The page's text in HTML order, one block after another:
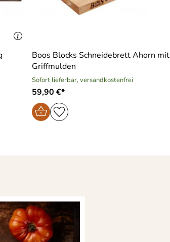
Boos Blocks Schneidebrett Ahorn mit
Griffmulden
Sofort lieferbar, versandkostenfrei
59,90 €*